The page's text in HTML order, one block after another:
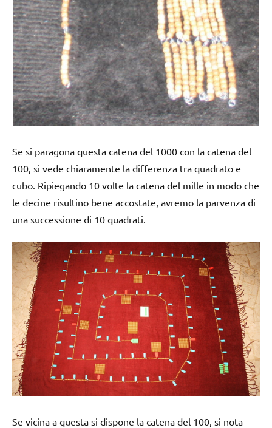
Se si paragona questa catena del 1000 con la catena del
100, si vede chiaramente la differenza tra quadrato e
cubo. Ripiegando 10 volte la catena del mille in modo che
le decine risultino bene accostate, avremo la parvenza di
una successione di 10 quadrati.
Se vicina a questa si dispone la catena del 100, si nota